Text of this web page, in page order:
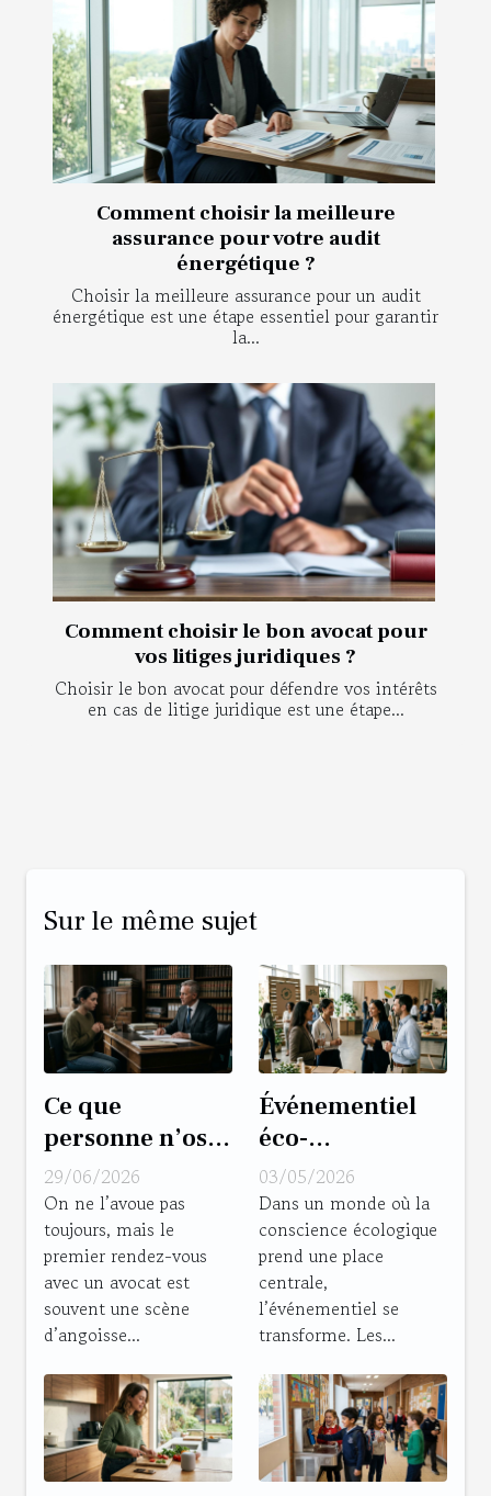
Comment choisir la meilleure
assurance pour votre audit
énergétique ?
Choisir la meilleure assurance pour un audit
énergétique est une étape essentiel pour garantir
la...
Comment choisir le bon avocat pour
vos litiges juridiques ?
Choisir le bon avocat pour défendre vos intérêts
en cas de litige juridique est une étape...
Sur le même sujet
Ce que
personne n’ose
demander lors
d’un premier
contact avec un
avocat
29/06/2026
On ne l’avoue pas
toujours, mais le
premier rendez-vous
avec un avocat est
souvent une scène
d’angoisse...
Événementiel
éco-
responsable :
mythe
marketing ou
réel atout pour
les marques ?
03/05/2026
Dans un monde où la
conscience écologique
prend une place
centrale,
l’événementiel se
transforme. Les...